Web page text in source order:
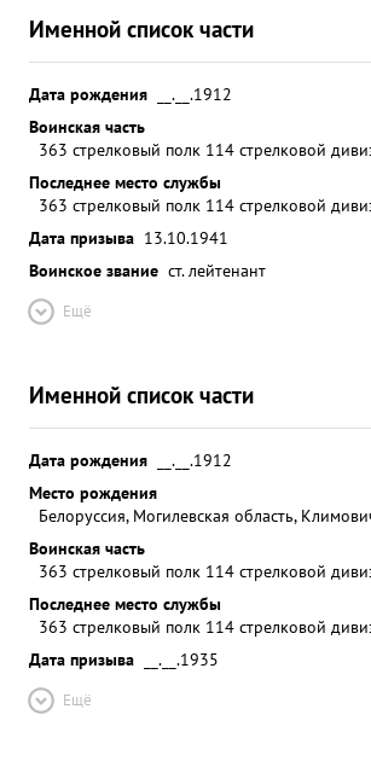
Именной список части
Дата рождения
__.__.1912
Воинская часть
363 стрелковый полк 114 стрелковой
Последнее место службы
363 стрелковый полк 114 стрелковой
Дата призыва 13.10.1941
Воинское звание ст. лейтенант
Ещё
Именной список части
Дата рождения
__.__.1912
Место рождения
Белоруссия, Могилевская область,
Воинская часть
363 стрелковый полк 114 стрелковой
Последнее место службы
363 стрелковый полк 114 стрелковой
Дата призыва
__.__.1935
Ещё